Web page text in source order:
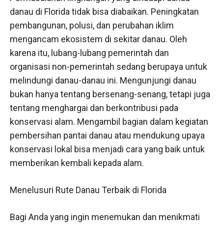
danau di Florida tidak bisa diabaikan. Peningkatan
pembangunan, polusi, dan perubahan iklim
mengancam ekosistem di sekitar danau. Oleh
karena itu, lubang-lubang pemerintah dan
organisasi non-pemerintah sedang berupaya untuk
melindungi danau-danau ini. Mengunjungi danau
bukan hanya tentang bersenang-senang, tetapi juga
tentang menghargai dan berkontribusi pada
konservasi alam. Mengambil bagian dalam kegiatan
pembersihan pantai danau atau mendukung upaya
konservasi lokal bisa menjadi cara yang baik untuk
memberikan kembali kepada alam.
Menelusuri Rute Danau Terbaik di Florida
Bagi Anda yang ingin menemukan dan menikmati